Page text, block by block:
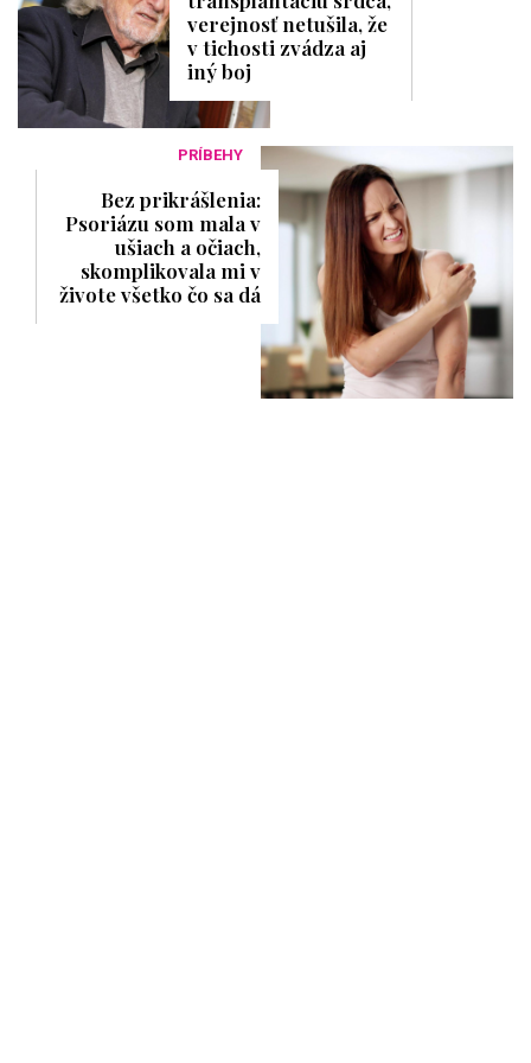
verejnosť netušila, že
v tichosti zvádza aj
iný boj
PRÍBEHY
Bez prikrášlenia:
Psoriázu som mala v
ušiach a očiach,
skomplikovala mi v
živote všetko čo sa dá